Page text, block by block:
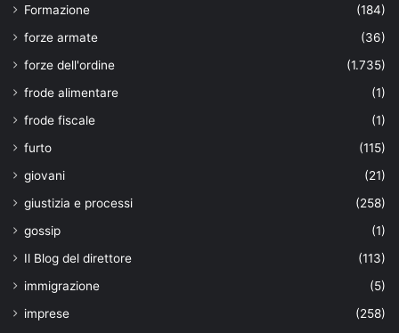
Formazione
(184)
forze armate
(36)
forze dell'ordine
(1.735)
frode alimentare
(1)
frode fiscale
(1)
furto
(115)
giovani
(21)
giustizia e processi
(258)
gossip
(1)
Il Blog del direttore
(113)
immigrazione
(5)
imprese
(258)